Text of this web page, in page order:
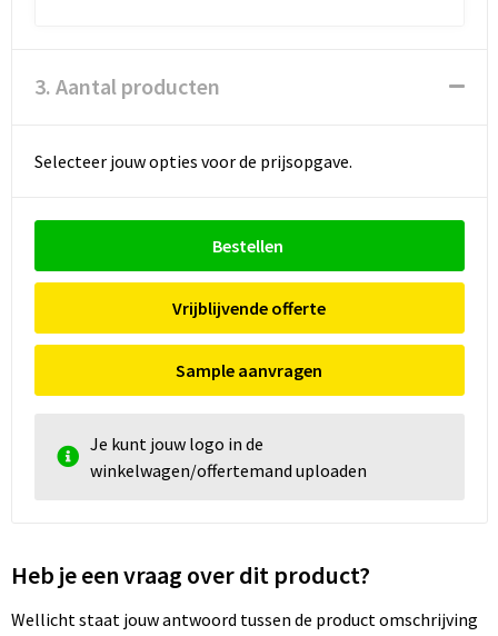
3. Aantal producten
Selecteer jouw opties voor de prijsopgave.
Bestellen
Vrijblijvende offerte
Sample aanvragen
Je kunt jouw logo in de
winkelwagen/offertemand uploaden
Heb je een vraag over dit product?
Wellicht staat jouw antwoord tussen de product omschrijving